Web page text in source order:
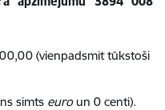
(vienpadsmit tūkstoši
simts euroun 0 centi).